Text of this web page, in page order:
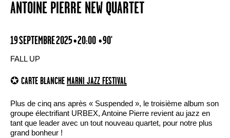
ANTOINE PIERRE NEW QUARTET
19 SEPTEMBRE 2025 • 20:00 • 90'
FALL UP
✪ CARTE BLANCHE MARNI JAZZ FESTIVAL
Plus de cinq ans après « Suspended », le troisième album son
groupe électrifiant URBEX, Antoine Pierre revient au jazz en
tant que leader avec un tout nouveau quartet, pour notre plus
grand bonheur !